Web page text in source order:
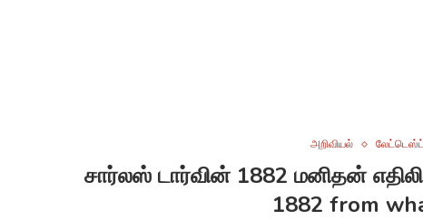
அறிவியல்
சார்லஸ் டார்வின் 1882 மனிதன்
1882 from